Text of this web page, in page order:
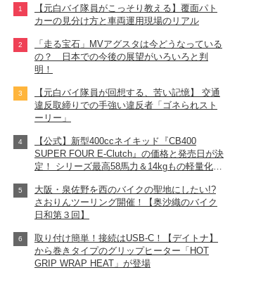
【元白バイ隊員がこっそり教える】覆面パト
カーの見分け方と車両運用現場のリアル
「走る宝石」MVアグスタは今どうなっている
の？ 日本での今後の展望がいろいろと判
明！
【元白バイ隊員が回想する、苦い記憶】 交通
違反取締りでの手強い違反者「ゴネられスト
ーリー」
【公式】新型400ccネイキッド『CB400
SUPER FOUR E-Clutch』の価格と発売日が決
定！ シリーズ最高58馬力＆14kgもの軽量化!?
【Honda2026新車ニュース】
大阪・泉佐野を西のバイクの聖地にしたい!?
さおりんツーリング開催！【奥沙織のバイク
日和第３回】
取り付け簡単！接続はUSB-C！【デイトナ】
から巻きタイプのグリップヒーター「HOT
GRIP WRAP HEAT」が登場